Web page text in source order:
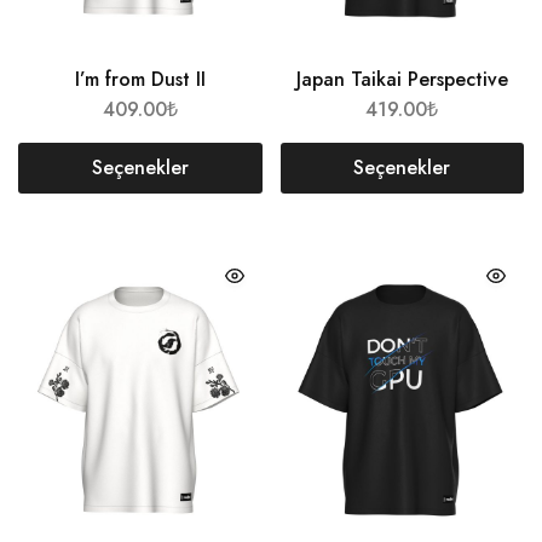
I’m from Dust II
409.00₺
Seçenekler
Japan Taikai Perspective
419.00₺
Seçenekler